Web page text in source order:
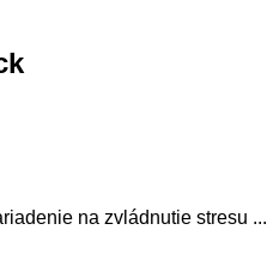
na zvládnutie stresu ...